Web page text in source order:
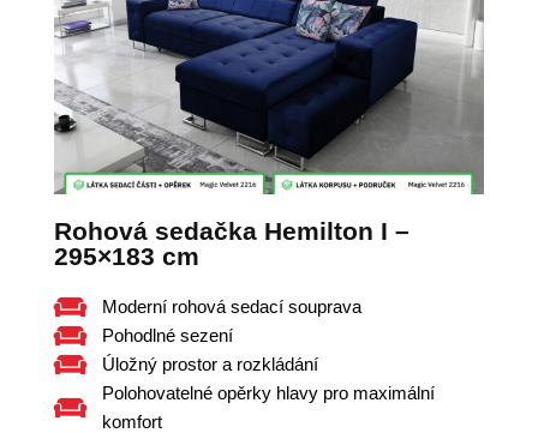
Rohová sedačka Hemilton I –
295×183 cm
Moderní rohová sedací souprava
Pohodlné sezení
Úložný prostor a rozkládání
Polohovatelné opěrky hlavy pro maximální
komfort